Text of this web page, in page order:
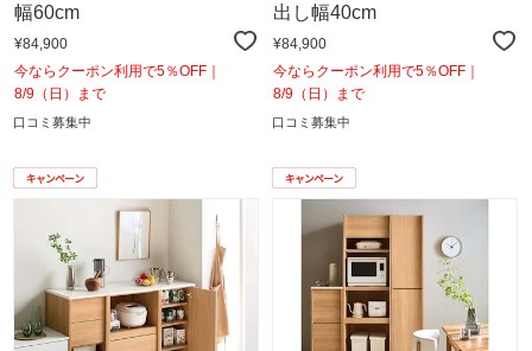
幅60cm
¥84,900
今ならクーポン利用で5％OFF｜
8/9（日）まで
口コミ募集中
出し幅40cm
¥84,900
今ならクーポン利用で5％OFF｜
8/9（日）まで
口コミ募集中